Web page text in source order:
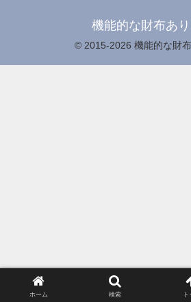
機能的な財布あ
© 2015-2026 機能的な財布
ホーム 検索